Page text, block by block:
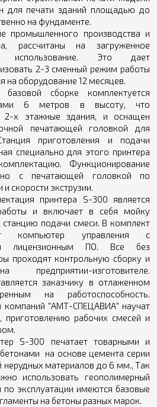
для печати зданий площадью до
на фундаменте.
промышленного производства и
рассчитаны на загруженное
использование. Это дает
2-3 сменный режим работы
на оборудование 12 месяцев.
сборке комплектуется
6 метров в высоту, что
2-х этажные здания, и оснащен
печатающей головкой для
приготовления и подачи
специально для этого принтера
Функционирование
с печатающей головкой по
скорости экструзии.
принтера S-300 является
и включает в себя мойку
станцию подачи смеси. В комплект
компьютер управления с
лицензионным ПО. Все без
проходят контрольную сборку и
предприятии-изготовителе.
заказчику в отлаженном
на работоспособность.
компаний "АМТ-СПЕЦАВИА" научат
приготовлению рабочих смесей и
S-300 печатает товарными и
на основе цемента серии
материалов до 6 мм., Так
использовать геополимерный
по эксплуатации имеются базовые
на бетоны разных марок.